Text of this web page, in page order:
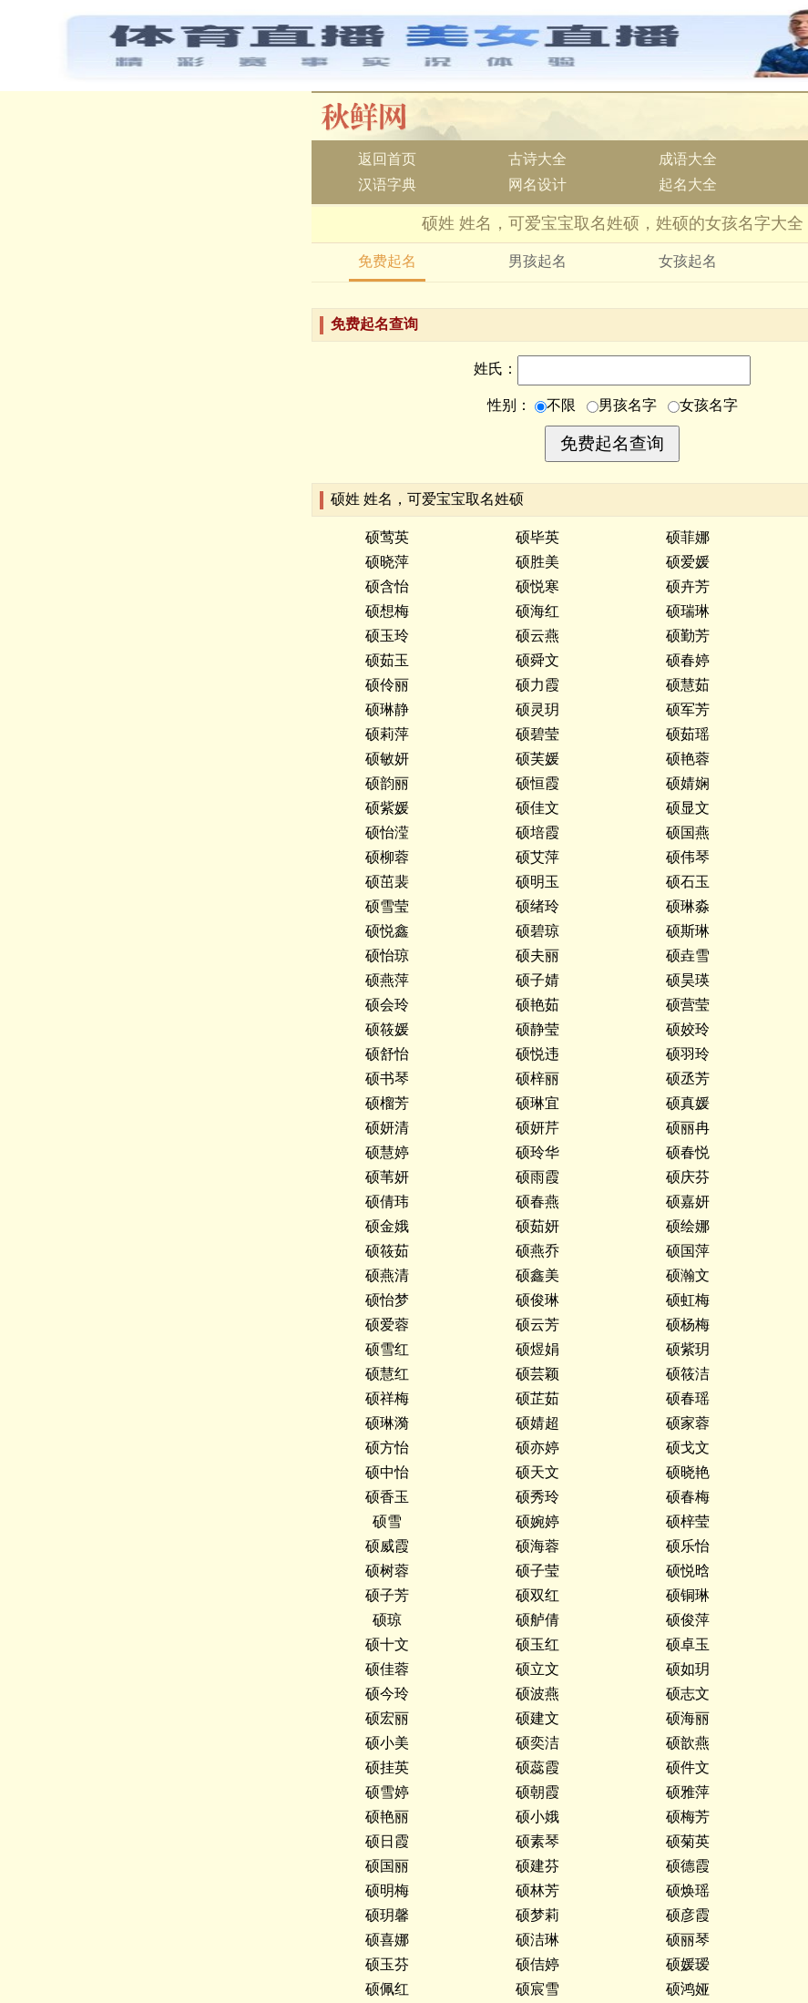
返回首页 古诗大全 成语大全
汉语字典
网名设计 起名大全
硕姓 姓名，可爱宝宝取名姓硕，姓硕的女孩名字大全
免费起名 男孩起名 女孩起名
免费起名查询
姓氏：
性别： 不限 男孩名字 女孩名字
硕姓 姓名，可爱宝宝取名姓硕
硕莺英 硕毕英 硕菲娜
硕晓萍
硕胜美 硕爱媛
硕含怡
硕悦寒 硕卉芳
硕想梅
硕海红 硕瑞琳
硕玉玲
硕云燕 硕勤芳
硕茹玉
硕舜文 硕春婷
硕伶丽
硕力霞 硕慧茹
硕琳静
硕灵玥 硕军芳
硕莉萍
硕碧莹 硕茹瑶
硕敏妍
硕芙媛 硕艳蓉
硕韵丽
硕恒霞 硕婧娴
硕紫媛
硕佳文 硕显文
硕怡滢
硕培霞 硕国燕
硕柳蓉
硕艾萍 硕伟琴
硕茁裴
硕明玉 硕石玉
硕雪莹
硕绪玲 硕琳淼
硕悦鑫
硕碧琼 硕斯琳
硕怡琼
硕夫丽 硕垚雪
硕燕萍
硕子婧 硕昊瑛
硕会玲
硕艳茹 硕营莹
硕筱媛
硕静莹 硕姣玲
硕舒怡
硕悦违 硕羽玲
硕书琴
硕梓丽 硕丞芳
硕榴芳
硕琳宜 硕真媛
硕妍清
硕妍芹 硕丽冉
硕慧婷
硕玲华 硕春悦
硕苇妍
硕雨霞 硕庆芬
硕倩玮
硕春燕 硕嘉妍
硕金娥
硕茹妍 硕绘娜
硕筱茹
硕燕乔 硕国萍
硕燕清
硕鑫美 硕瀚文
硕怡梦
硕俊琳 硕虹梅
硕爱蓉
硕云芳 硕杨梅
硕雪红
硕煜娟 硕紫玥
硕慧红
硕芸颖 硕筱洁
硕祥梅
硕芷茹 硕春瑶
硕琳漪
硕婧超 硕家蓉
硕方怡
硕亦婷 硕戈文
硕中怡
硕天文 硕晓艳
硕香玉
硕秀玲 硕春梅
硕雪
硕婉婷 硕梓莹
硕威霞
硕海蓉 硕乐怡
硕树蓉
硕子莹 硕悦晗
硕子芳
硕双红 硕铜琳
硕琼
硕舻倩 硕俊萍
硕十文
硕玉红 硕卓玉
硕佳蓉
硕立文 硕如玥
硕今玲
硕波燕 硕志文
硕宏丽
硕建文 硕海丽
硕小美
硕奕洁 硕歆燕
硕挂英
硕蕊霞 硕件文
硕雪婷
硕朝霞 硕雅萍
硕艳丽
硕小娥 硕梅芳
硕日霞
硕素琴 硕菊英
硕国丽
硕建芬 硕德霞
硕明梅
硕林芳 硕焕瑶
硕玥馨
硕梦莉 硕彦霞
硕喜娜
硕洁琳 硕丽琴
硕玉芬
硕佶婷 硕媛瑷
硕佩红
硕宸雪 硕鸿娅